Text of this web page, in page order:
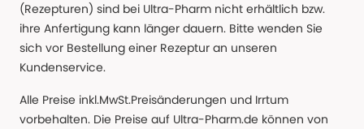
(Rezepturen) sind bei Ultra-Pharm nicht erhältlich bzw.
ihre Anfertigung kann länger dauern. Bitte wenden Sie
sich vor Bestellung einer Rezeptur an unseren
Kundenservice.
Alle Preise inkl.MwSt.Preisänderungen und Irrtum
vorbehalten. Die Preise auf Ultra-Pharm.de können von